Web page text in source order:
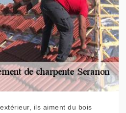
ils aiment du bois